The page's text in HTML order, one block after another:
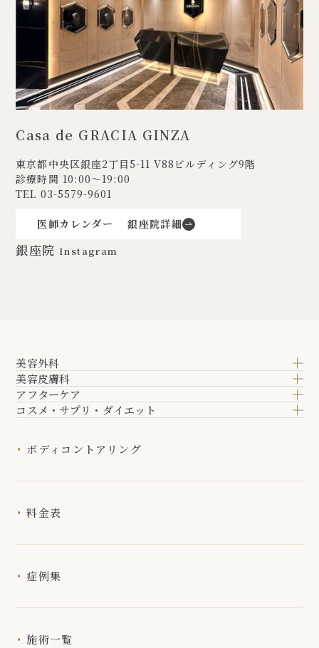
Casa de GRACIA GINZA
東京都中央区銀座2丁目5-11V88ビルディング9階
診療時間 10:00〜19:00
TEL 03-5579-9601
医師カレンダー 銀座院詳細
銀座院 Instagram
美容外科
美容皮膚科
アフターケア
コスメ・サプリ・ダイエット
ボディコントアリング
料金表
症例集
施術一覧